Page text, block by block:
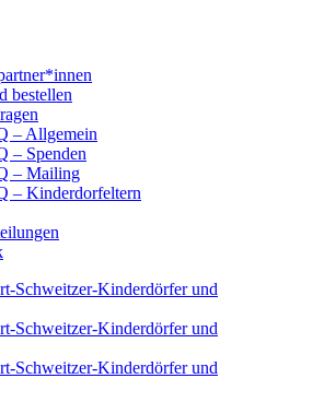
bestellen
– Allgemein
– Spenden
– Mailing
– Kinderdorfeltern